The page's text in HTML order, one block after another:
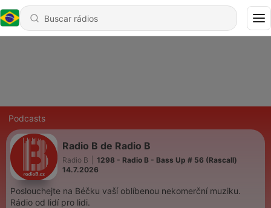
Podcasts
Radio B de Radio B
Radio B
1298 - Radio B - Bass Up # 56 (Rascall)
14.7.2026
Poslouchejte na Béčku vaší oblíbenou nekomerční muziku.
Rádio od lidí pro lidi.